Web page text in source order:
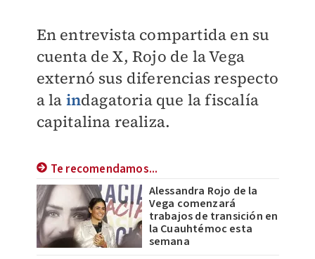
En entrevista compartida en su
cuenta de X, Rojo de la Vega
externó sus diferencias respecto
a la indagatoria que la fiscalía
capitalina realiza.
Te recomendamos...
Alessandra Rojo de la
Vega comenzará
trabajos de transición en
la Cuauhtémoc esta
semana